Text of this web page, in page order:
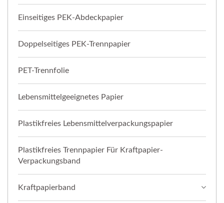
Einseitiges PEK-Abdeckpapier
Doppelseitiges PEK-Trennpapier
PET-Trennfolie
Lebensmittelgeeignetes Papier
Plastikfreies Lebensmittelverpackungspapier
Plastikfreies Trennpapier Für Kraftpapier-
Verpackungsband
Kraftpapierband